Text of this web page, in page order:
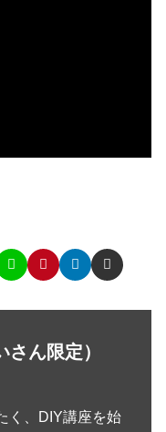
ん限定）
く、DIY講座を始